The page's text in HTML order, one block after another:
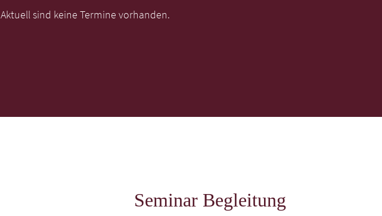
Aktuell sind keine Termine vorhanden.
Seminar Begleitung